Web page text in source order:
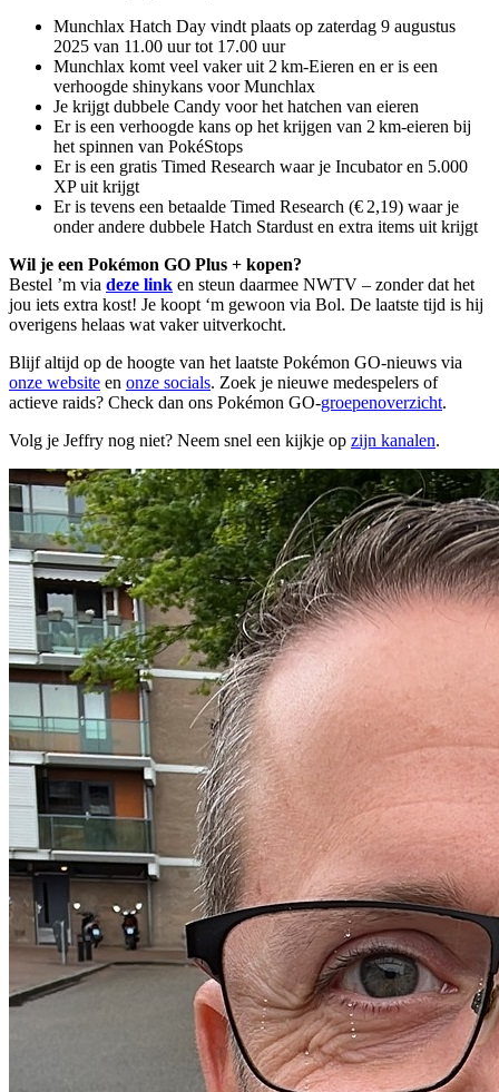
Munchlax Hatch Day vindt plaats op zaterdag 9 augustus
2025 van 11.00 uur tot 17.00 uur
Munchlax komt veel vaker uit 2 km‑Eieren en er is een
verhoogde shinykans voor Munchlax
Je krijgt dubbele Candy voor het hatchen van eieren
Er is een verhoogde kans op het krijgen van 2 km‑eieren bij
het spinnen van PokéStops
Er is een gratis Timed Research waar je Incubator en 5.000
XP uit krijgt
Er is tevens een betaalde Timed Research (€ 2,19) waar je
onder andere dubbele Hatch Stardust en extra items uit krijgt
Wil je een Pokémon GO Plus + kopen?
Bestel ’m via deze link en steun daarmee NWTV – zonder dat het
jou iets extra kost! Je koopt ‘m gewoon via Bol. De laatste tijd is hij
overigens helaas wat vaker uitverkocht.
Blijf altijd op de hoogte van het laatste Pokémon GO-nieuws via
onze website en onze socials. Zoek je nieuwe medespelers of
actieve raids? Check dan ons Pokémon GO-groepenoverzicht.
Volg je Jeffry nog niet? Neem snel een kijkje op zijn kanalen.